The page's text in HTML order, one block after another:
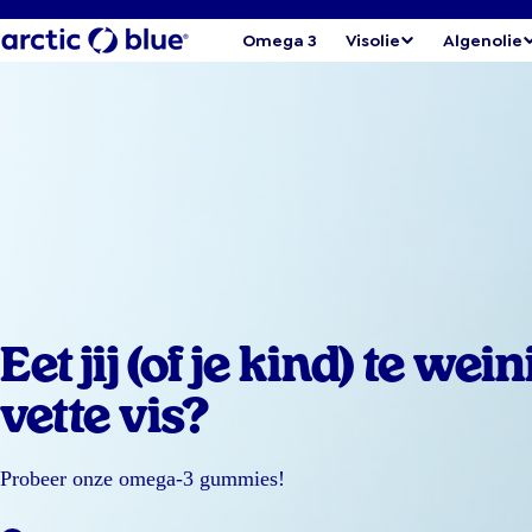
Omega 3 Visolie Algenolie
Eet jij (of je kind) te
vette vis?
Probeer onze omega-3 gummies!